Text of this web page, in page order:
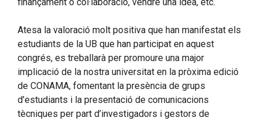
Atesa la valoració molt positiva que han manifestat els
estudiants de la UB que han participat en aquest
congrés, es treballarà per promoure una major
implicació de la nostra universitat en la pròxima edició
de CONAMA, fomentant la presència de grups
d’estudiants i la presentació de comunicacions
tècniques per part d’investigadors i gestors de